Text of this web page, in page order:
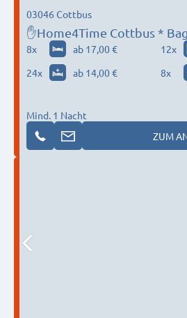
✋Home4Time Cottbus * Bagenz * Neuhausen*
Peitz✋*Sie suchen, wir
03046 Cottbus
8x ab 17,00 € 12x
24x ab 14,00 € 8x
Mind. 1 Nacht
ZUM